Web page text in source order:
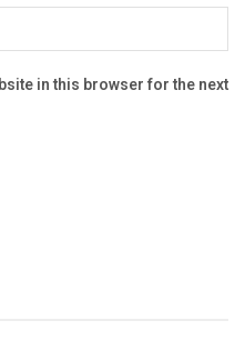
in this browser for the next